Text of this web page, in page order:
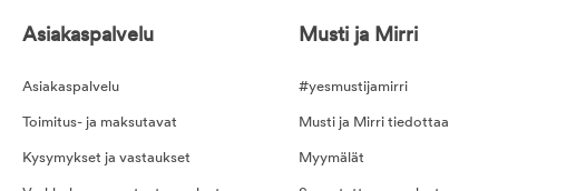
Asiakaspalvelu
Asiakaspalvelu
Toimitus- ja maksutavat
Kysymykset ja vastaukset
Musti ja Mirri
#yesmustijamirri
Musti ja Mirri tiedottaa
Myymälät